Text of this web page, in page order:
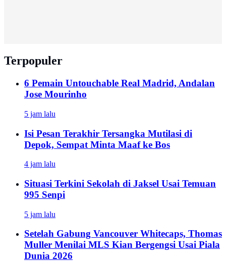
Terpopuler
6 Pemain Untouchable Real Madrid, Andalan
Jose Mourinho
5 jam lalu
Isi Pesan Terakhir Tersangka Mutilasi di
Depok, Sempat Minta Maaf ke Bos
4 jam lalu
Situasi Terkini Sekolah di Jaksel Usai Temuan
995 Senpi
5 jam lalu
Setelah Gabung Vancouver Whitecaps, Thomas
Muller Menilai MLS Kian Bergengsi Usai Piala
Dunia 2026